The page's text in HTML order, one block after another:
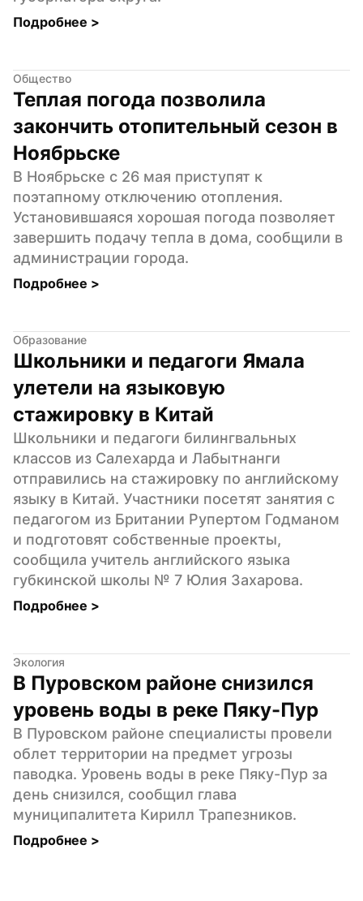
Подробнее >
Общество
Теплая погода позволила
закончить отопительный сезон в
Ноябрьске
В Ноябрьске с 26 мая приступят к
поэтапному отключению отопления.
Установившаяся хорошая погода позволяет
завершить подачу тепла в дома, сообщили в
администрации города.
Подробнее >
Образование
Школьники и педагоги Ямала
улетели на языковую
стажировку в Китай
Школьники и педагоги билингвальных
классов из Салехарда и Лабытнанги
отправились на стажировку по английскому
языку в Китай. Участники посетят занятия с
педагогом из Британии Рупертом Годманом
и подготовят собственные проекты,
сообщила учитель английского языка
губкинской школы № 7 Юлия Захарова.
Подробнее >
Экология
В Пуровском районе снизился
уровень воды в реке Пяку-Пур
В Пуровском районе специалисты провели
облет территории на предмет угрозы
паводка. Уровень воды в реке Пяку-Пур за
день снизился, сообщил глава
муниципалитета Кирилл Трапезников.
Подробнее >